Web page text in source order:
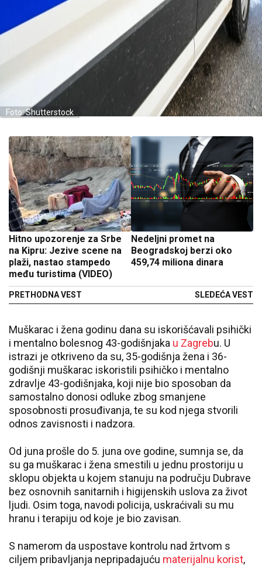
Foto: Shutterstock
Hitno upozorenje za Srbe
na Kipru: Jezive scene na
plaži, nastao stampedo
među turistima (VIDEO)
PRETHODNA VEST
Nedeljni promet na
Beogradskoj berzi oko
459,74 miliona dinara
SLEDEĆA VEST
Muškarac i žena godinu dana su iskorišćavali psihički
i mentalno bolesnog 43-godišnjaka u Zagrebu. U
istrazi je otkriveno da su, 35-godišnja žena i 36-
godišnji muškarac iskoristili psihičko i mentalno
zdravlje 43-godišnjaka, koji nije bio sposoban da
samostalno donosi odluke zbog smanjene
sposobnosti prosuđivanja, te su kod njega stvorili
odnos zavisnosti i nadzora.
Od juna prošle do 5. juna ove godine, sumnja se, da
su ga muškarac i žena smestili u jednu prostoriju u
sklopu objekta u kojem stanuju na području Dubrave
bez osnovnih sanitarnih i higijenskih uslova za život
ljudi. Osim toga, navodi policija, uskraćivali su mu
hranu i terapiju od koje je bio zavisan.
S namerom da uspostave kontrolu nad žrtvom s
ciljem pribavljanja nepripadajuću materijalnu korist,